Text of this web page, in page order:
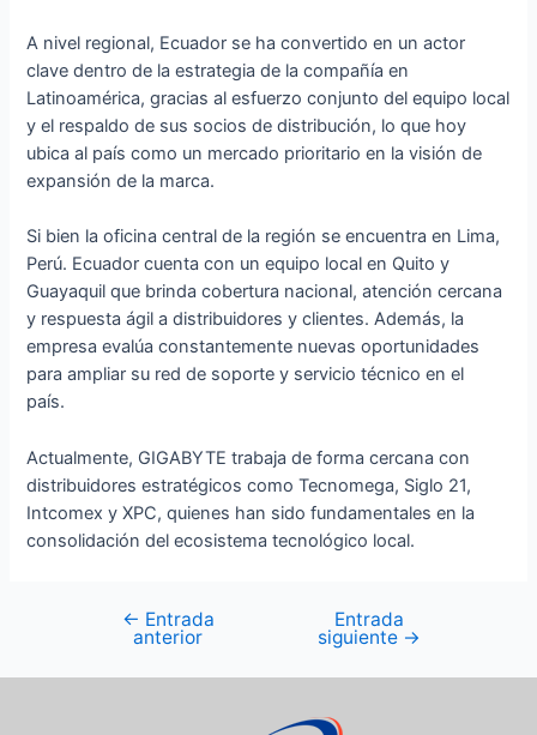
A nivel regional, Ecuador se ha convertido en un actor
clave dentro de la estrategia de la compañía en
Latinoamérica, gracias al esfuerzo conjunto del equipo local
y el respaldo de sus socios de distribución, lo que hoy
ubica al país como un mercado prioritario en la visión de
expansión de la marca.
Si bien la oficina central de la región se encuentra en Lima,
Perú. Ecuador cuenta con un equipo local en Quito y
Guayaquil que brinda cobertura nacional, atención cercana
y respuesta ágil a distribuidores y clientes. Además, la
empresa evalúa constantemente nuevas oportunidades
para ampliar su red de soporte y servicio técnico en el
país.
Actualmente, GIGABYTE trabaja de forma cercana con
distribuidores estratégicos como Tecnomega, Siglo 21,
Intcomex y XPC, quienes han sido fundamentales en la
consolidación del ecosistema tecnológico local.
← Entrada
anterior
Entrada
siguiente →